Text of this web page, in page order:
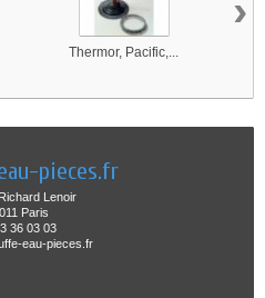
Thermor, Pacific,...
›
pieces.fr
Lenoir
Paris
36 03 03
eau-pieces.fr